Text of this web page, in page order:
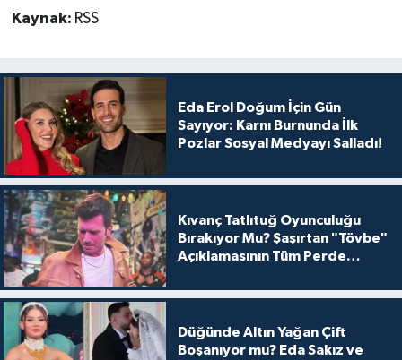
Kaynak: RSS
Eda Erol Doğum İçin Gün
Sayıyor: Karnı Burnunda İlk
Pozlar Sosyal Medyayı Salladı!
Kıvanç Tatlıtuğ Oyunculuğu
Bırakıyor Mu? Şaşırtan "Tövbe"
Açıklamasının Tüm Perde
Düğünde Altın Yağan Çift
Boşanıyor mu? Eda Sakız ve